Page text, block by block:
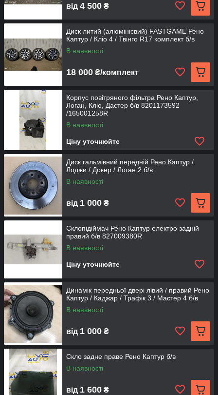
від 4 500 ₴
Диск литий (алюмінієвий) FASTGAME Рено
Каптур / Кліо 4 / Твінго R17 комплект б/в
В наявності
18 000 ₴/комплект
Корпус повітряного фільтра Рено Каптур,
Логан, Кліо, Дастер б/в 8201173592
/165001258R
В наявності
Ціну уточнюйте
Диск гальмівний передній Рено Каптур /
Лоджи / Докер / Логан 2 б/в
В наявності
від 1 000 ₴
Склопідіймач Рено Каптур електро задній
правий б/в 827009380R
В наявності
Ціну уточнюйте
Динамік передньої двері лівий / правий Рено
Каптур / Каджар / Трафік 3 / Мастер 4 б/в
В наявності
від 1 000 ₴
Скло задне праве Рено Каптур б/в
В наявності
від 1 600 ₴